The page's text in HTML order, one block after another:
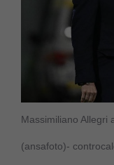
Massimiliano Allegri
(ansafoto)-